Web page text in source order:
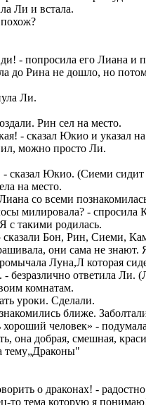
Ли и встала.
- попросила его Лиана и
до Рина не дошло, но
Ли.
Рин сел на место.
- сказал Юкио и указал
можно просто Ли.
- сказал Юкио. (Сиеми
на место.
со всеми
милировала? -
с такими родилась.
сказали Бон, Рин, Сиеми,
они сама не
Луна,Л которая
безразлично ответила Ли.
комнатам.
уроки. Сделали.
ближе.
хороший человек» -
она добрая, смешная,
тему„Драконы"
о драконах! -
то тема которую я